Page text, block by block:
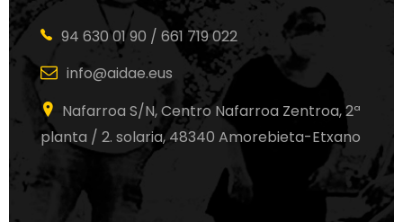
94 630 01 90 / 661 719 022
info@aidae.eus
Nafarroa S/N, Centro Nafarroa Zentroa, 2ª
planta / 2. solaria, 48340 Amorebieta-Etxano